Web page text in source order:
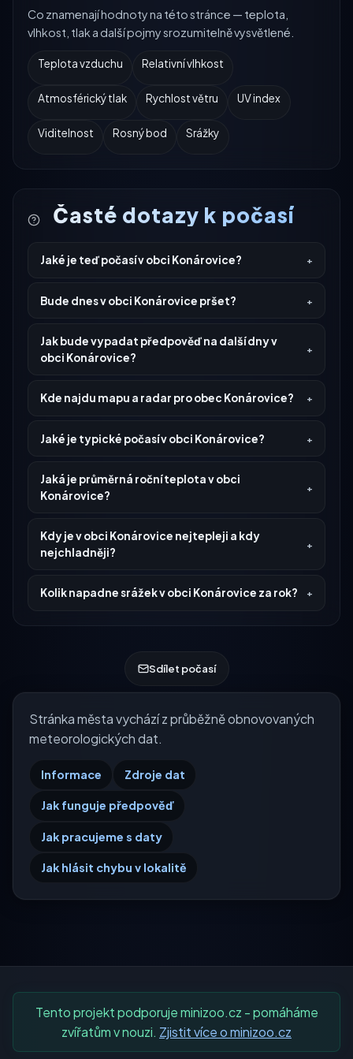
Co znamenají hodnoty na této stránce — teplota,
vlhkost, tlak a další pojmy srozumitelně vysvětlené.
Teplota vzduchu Relativní vlhkost
Atmosférický tlak Rychlost větru UV index
Viditelnost Rosný bod Srážky
Časté dotazy k počasí
Jaké je teď počasí v obci Konárovice?
Bude dnes v obci Konárovice pršet?
Jak bude vypadat předpověď na další dny v
obci Konárovice?
Kde najdu mapu a radar pro obec Konárovice?
Jaké je typické počasí v obci Konárovice?
Jaká je průměrná roční teplota v obci
Konárovice?
Kdy je v obci Konárovice nejtepleji a kdy
nejchladněji?
Kolik napadne srážek v obci Konárovice za rok?
Sdílet počasí
Stránka města vychází z průběžně obnovovaných
meteorologických dat.
Informace Zdroje dat
Jak funguje předpověď
Jak pracujeme s daty
Jak hlásit chybu v lokalitě
Tento projekt podporuje minizoo.cz - pomáháme
zvířatům v nouzi. Zjistit více o minizoo.cz